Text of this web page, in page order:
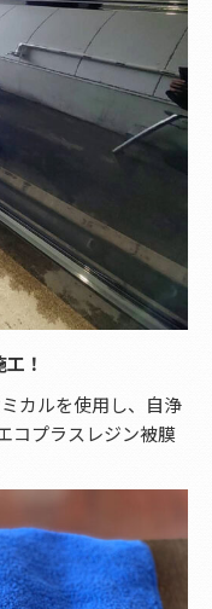
！
カルを使用し、自浄
コプラスレジン被膜